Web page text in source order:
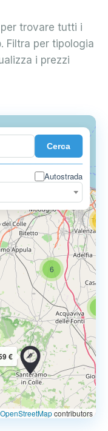
trovare tutti i
Filtra per tipologia
i prezzi
Cerca
Autostrada
6
€
OpenStreetMapcontributors